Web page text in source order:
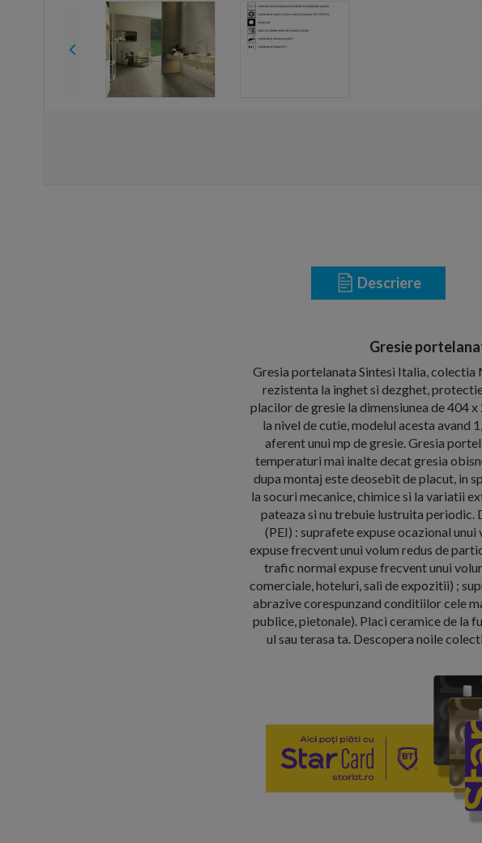
Descriere
Gresie
Gresia portelanata Sintesi Italia,
rezistenta la inghet si dezghet,
placilor de gresie la dimensiunea de 404
la nivel de cutie, modelul acesta avand
aferent unui mp de gresie. Gresia
temperaturi mai inalte decat gresia
dupa montaj este deosebit de placut, in
la socuri mecanice, chimice si la variatii
pateaza si nu trebuie lustruita periodic.
(PEI) : suprafete expuse ocazional
expuse frecvent unui volum redus de
trafic normal expuse frecvent unui
comerciale, hoteluri, sali de expozitii) ;
abrazive corespunzand conditiilor cele
publice, pietonale). Placi ceramice de la
ul sau terasa ta. Descopera noile